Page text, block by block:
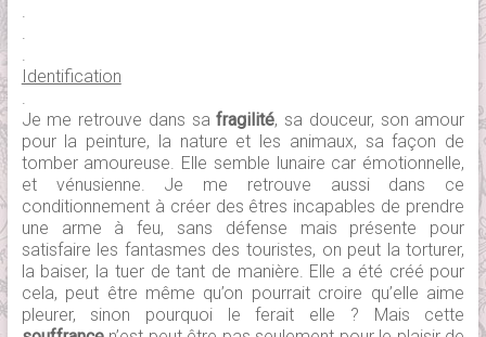
.
.
.
Identification
.
Je me retrouve dans safragilité, sa douceur, son amour
pour la peinture, la nature et les animaux, sa façon de
tomber amoureuse. Elle semble lunaire car émotionnelle,
et vénusienne. Je me retrouve aussi dans ce
conditionnement à créer des êtres incapables de prendre
une arme à feu, sans défense mais présente pour
satisfaire les fantasmes des touristes, on peut la torturer,
la baiser, la tuer de tant de manière. Elle a été créé pour
cela, peut être même qu’on pourrait croire qu’elle aime
pleurer, sinon pourquoi le ferait elle ? Mais cette